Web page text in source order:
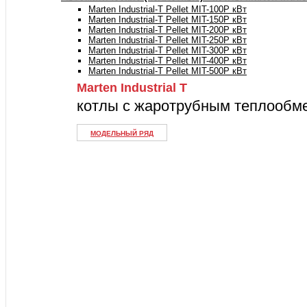
Marten Industrial-T Pellet MIT-100P кВт
Marten Industrial-T Pellet MIT-150P кВт
Marten Industrial-T Pellet MIT-200P кВт
Marten Industrial-T Pellet MIT-250P кВт
Marten Industrial-T Pellet MIT-300P кВт
Marten Industrial-T Pellet MIT-400P кВт
Marten Industrial-T Pellet MIT-500P кВт
Marten Industrial Т
котлы с жаротрубным
МОДЕЛЬНЫЙ РЯД